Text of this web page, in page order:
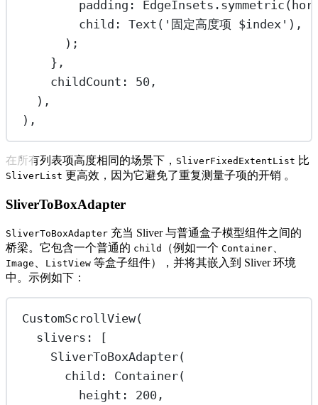
padding : EdgeInsets . symmetric
child : Text ( '固定高度项 $index ' ),
);
},
childCount : 50 ,
),
),
在所有列表项高度相同的场景下， SliverFixedExtentList 比
SliverList 更高效，因为它避免了重复测量子项的开销 。
SliverToBoxAdapter
SliverToBoxAdapter 充当 Sliver 与普通盒子模型组件之间的
桥梁。它包含一个普通的 child （例如一个 Container
Image ListView 等盒子组件），并将其嵌入到 Sliver 环境
中。示例如下：
CustomScrollView(
slivers :
[
SliverToBoxAdapter(
child : Container(
height : 200 ,